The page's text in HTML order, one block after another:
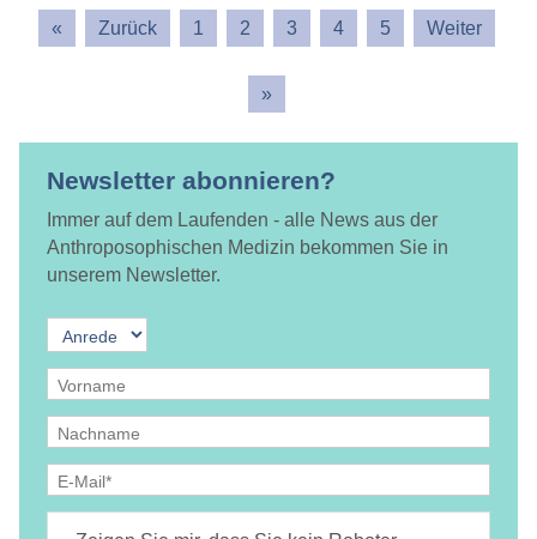
1 2 3 4 5
Newsletter abonnieren?
Immer auf dem Laufenden - alle News aus der
Anthroposophischen Medizin bekommen Sie in
unserem Newsletter.